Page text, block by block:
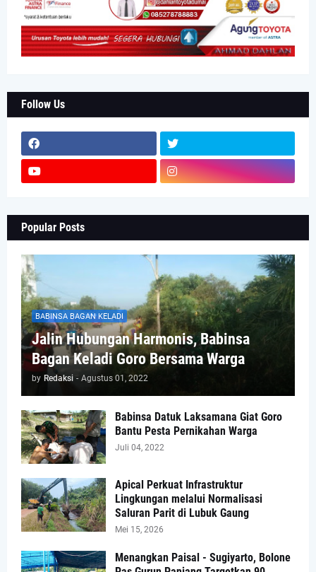
Follow Us
Popular Posts
BABINSA BAGAN KELADI
Jalin Hubungan Harmonis, Babinsa
Bagan Keladi Goro Bersama Warga
by Redaksi - Agustus 01, 2022
Babinsa Datuk Laksamana Giat Goro
Bantu Pesta Pernikahan Warga
Juli 04, 2022
Apical Perkuat Infrastruktur
Lingkungan melalui Normalisasi
Saluran Parit di Lubuk Gaung
Mei 15, 2026
Menangkan Paisal - Sugiyarto, Bolone